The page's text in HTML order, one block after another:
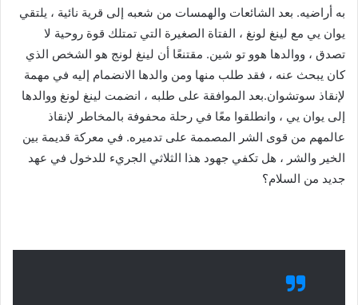
به أراضيه. بعد الشائعات والهمسات من شعبه إلى قرية نائية ، يلتقي
يوان يي مع لينغ لونغ ، الفتاة الصغيرة التي تمتلك قوة روحية لا
تصدق ، ووالدها هوو تو شين. مقتنعًا أن لينغ لونج هو الشخص الذي
كان يبحث عنه ، فقد طلب منها ومن والدها الانضمام إليه في مهمة
لإنقاذ سوتشوان.بعد الموافقة على طلبه ، انضمت لينغ لونغ ووالدها
إلى يوان يي ، وانطلقوا معًا في رحلة محفوفة بالمخاطر لإنقاذ
عالمهم من قوى الشر المصممة على تدميره. في معركة قديمة بين
الخير والشر ، هل تكفي جهود هذا الثلاثي الجريء للدخول في عهد
جديد من السلام؟